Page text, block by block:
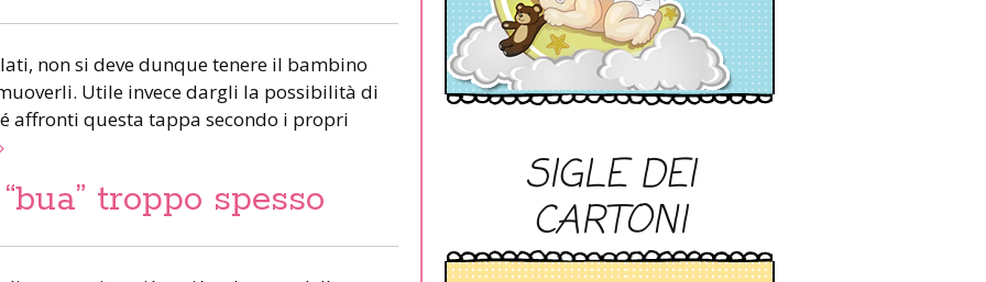
non si deve dunque tenere il bambino
Utile invece dargli la possibilità di
affronti questa tappa secondo i propri
troppo spesso SIGLE DEI
CARTONI